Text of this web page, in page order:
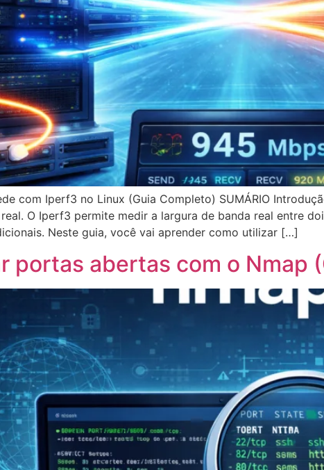
com Iperf3 no Linux (Guia Completo) SUMÁRIO
O Iperf3 permite medir a largura de banda real entre
Neste guia, você vai aprender como utilizar […]
portas abertas com o Nmap